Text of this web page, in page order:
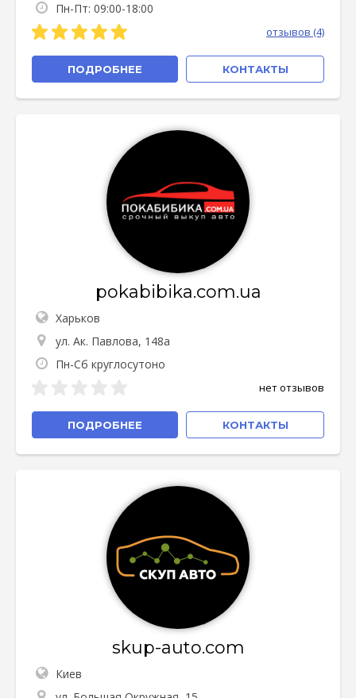
Пн-Пт: 09:00-18:00
отзывов (4)
ПОДРОБНЕЕ КОНТАКТЫ
pokabibika.com.ua
Харьков
ул. Ак. Павлова, 148а
Пн-Сб круглосутоно
нет отзывов
ПОДРОБНЕЕ КОНТАКТЫ
skup-auto.com
Киев